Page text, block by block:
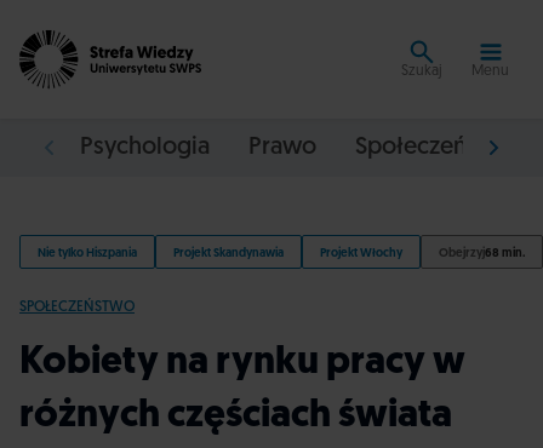
Szukaj Menu
Psychologia Prawo Społeczeństwo
Nie tylko Hiszpania Projekt Skandynawia Projekt Włochy Obejrzyj68 min.
SPOŁECZEŃSTWO
Kobiety na rynku pracy w
różnych częściach świata